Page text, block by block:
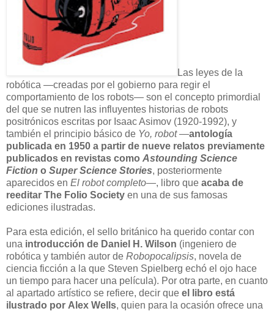
Las leyes de la
robótica —creadas por el gobierno para regir el
comportamiento de los robots— son el concepto primordial
del que se nutren las influyentes historias de robots
positrónicos escritas por Isaac Asimov (1920-1992), y
también el principio básico de Yo, robot—antología
publicada en 1950 a partir de nueve relatos previamente
publicados en revistas como Astounding Science
Fiction o Super Science Stories, posteriormente
aparecidos en El robot completo—, libro que acaba de
reeditar The Folio Society en una de sus famosas
ediciones ilustradas.
Para esta edición, el sello británico ha querido contar con
una introducción de Daniel H. Wilson (ingeniero de
robótica y también autor de Robopocalipsis, novela de
ciencia ficción a la que Steven Spielberg echó el ojo hace
un tiempo para hacer una película). Por otra parte, en cuanto
al apartado artístico se refiere, decir que el libro está
ilustrado por Alex Wells, quien para la ocasión ofrece una